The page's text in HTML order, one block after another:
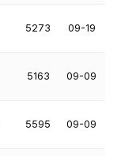
5273 09-19
5163 09-09
5595 09-09